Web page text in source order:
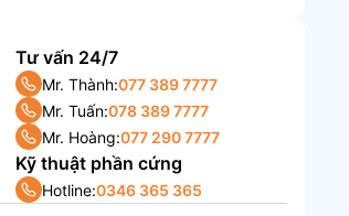
Tư vấn 24/7
Mr. Thành:077 389 7777
Mr. Tuấn:078 389 7777
Mr. Hoàng:077 290 7777
Kỹ thuật phần cứng
Hotline:0346 365 365